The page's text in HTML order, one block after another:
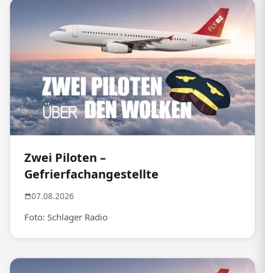
Zwei Piloten –
Gefrierfachangestellte
07.08.2026
Foto: Schlager Radio